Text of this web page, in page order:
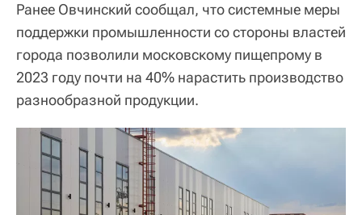
Ранее Овчинский сообщал, что системные меры
поддержки промышленности со стороны властей
города позволили московскому пищепрому в
2023 году почти на 40% нарастить производство
разнообразной продукции.